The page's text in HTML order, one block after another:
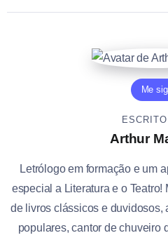
Me
Arthur
Letrólogo em formação e um
especial a Literatura e o
de livros clássicos e duvidosos,
populares, cantor de chuveiro